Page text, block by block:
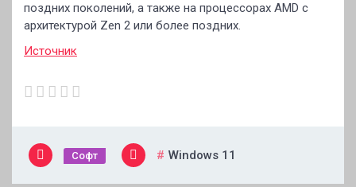
поздних поколений, а также на процессорах AMD с
архитектурой Zen 2 или более поздних.
Источник
Софт Windows 11